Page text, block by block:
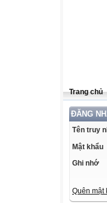
Trang chủ
ĐĂNG
Tên truy
Mật khẩu
Ghi nhớ
Quên mật